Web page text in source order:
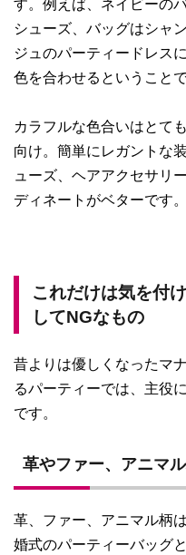
す。例えば、ネイビーの
シューズ、バッグはシャ
ジュのパーティードレス
色を合わせるということで
カラフルな色合いはとて
向け。簡単にレガントな
ューズ、ヘアアクセサリ
ディネートがベターです。
これだけは気を付
してNGなもの
昔よりは優しくなったマ
るパーティーでは、主役
です。
革やファー、アニマ
革、ファー、アニマル柄
婚式のパーティーバッグ